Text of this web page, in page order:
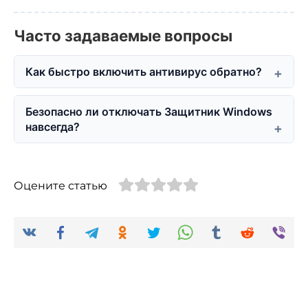
Часто задаваемые вопросы
Как быстро включить антивирус обратно?
Безопасно ли отключать Защитник Windows
навсегда?
Оцените статью